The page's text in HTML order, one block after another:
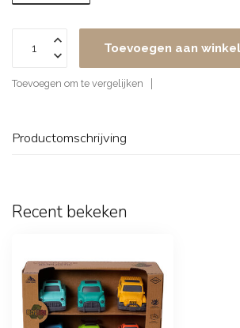
Toevoegen aan
Toevoegen om te vergelijken
Productomschrijving
Recent bekeken